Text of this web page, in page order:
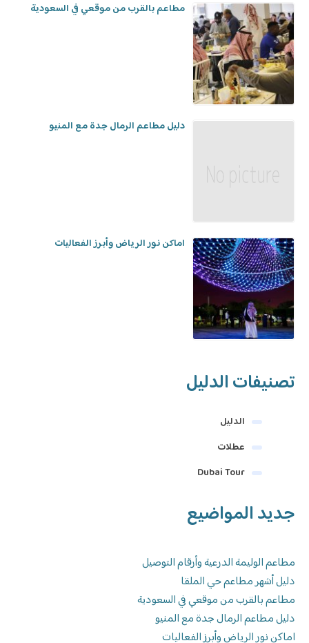
مطاعم بالقرب من موقعي في السعودية
دليل مطاعم الرمال جدة مع المنيو
اماكن نور الرياض وأبرز الفعاليات
تصنيفات الدليل
الدليل
عطلات
Dubai Tour
جديد المواضيع
مطاعم الوليمة الدرعية وأرقام التوصيل
دليل أشهر مطاعم حي الملقا
مطاعم بالقرب من موقعي في السعودية
دليل مطاعم الرمال جدة مع المنيو
اماكن نور الرياض وأبرز الفعاليات